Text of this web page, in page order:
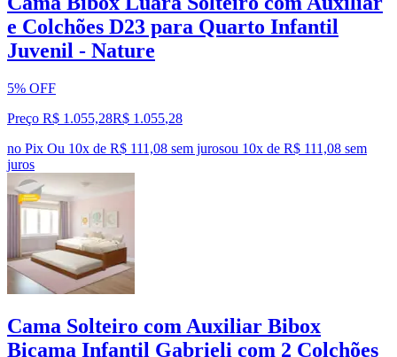
e Colchões D23 para Quarto Infantil
Juvenil - Nature
5% OFF
Preço R$ 1.055,28R$ 1.055,28
no Pix Ou 10x de R$ 111,08 sem jurosou 10x de R$ 111,08 sem
juros
Cama Solteiro com Auxiliar Bibox
Bicama Infantil Gabrieli com 2 Colchões